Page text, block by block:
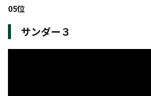
05位
サンダー３